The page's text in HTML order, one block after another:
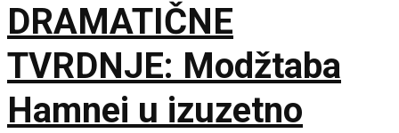
DRAMATIČNE
TVRDNJE: Modžtaba
Hamnei u izuzetno